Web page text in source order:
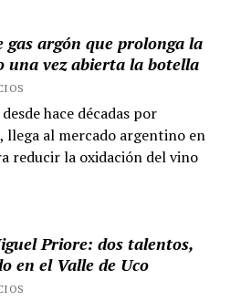
argón que prolonga la
una vez abierta la botella
hace décadas por
llega al mercado argentino en
reducir la oxidación del vino
Priore: dos talentos,
en el Valle de Uco